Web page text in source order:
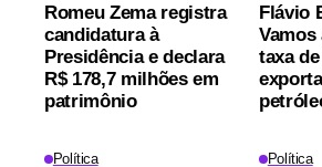
Romeu Zema registra
candidatura à
Presidência e declara
R$ 178,7 milhões em
patrimônio
Flávio
Vamos
taxa
Política Política